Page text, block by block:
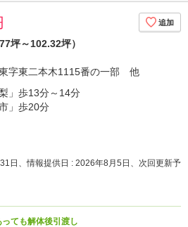
坪～102.32坪）
字東二本木1115番の一部 他
」歩13分～14分
」歩20分
日、情報提供日 : 2026年8月5日、次回更新予
ても解体後引渡し